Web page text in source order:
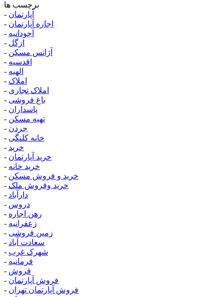
برچسب ها
- آپارتمان
- اجاره آپارتمان
- آجودانیه
- ازگل
- آژانس مسکن
- اقدسیه
- الهیه
- املاک
- املاک تجاری
- باغ فروشی
- پاسداران
- تهیه مسکن
- جردن
- خانه کلنگی
- خرید
- خرید آپارتمان
- خرید خانه
- خرید و فروش مسکن
- خرید وفروش ملک
- دارآباد
- دروس
- رهن اجاره
- زعفرانیه
- زمین فروشی
- سعادت آباد
- شهرک غرب
- فرمانیه
- فروش
- فروش آپارتمان
- فروش آپارتمان تهران